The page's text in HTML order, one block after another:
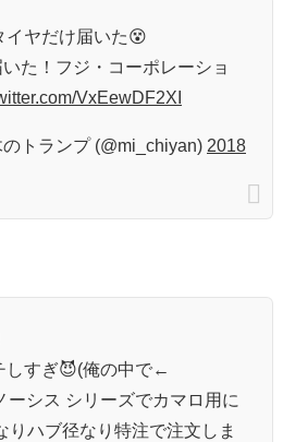
イヤだけ届いた😵
た！フジ・コーポレーショ
VxEewDF2XI
トランプ (@mi_chiyan) 2018
しすぎ😈(俺の中で←
ーシス シリーズでカマロ用に
りハブ径なり特注で注文しま